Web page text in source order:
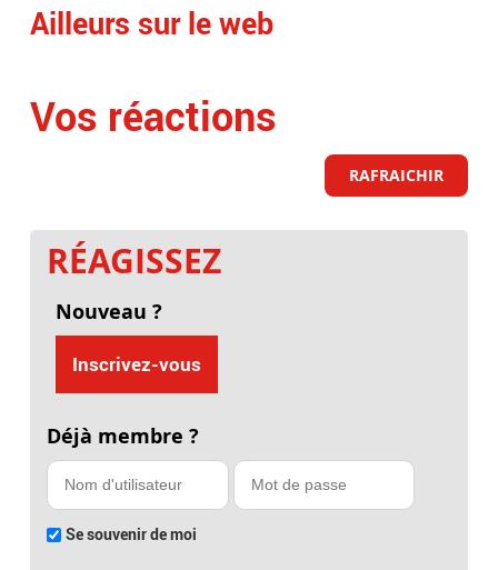
Ailleurs sur le web
Vos réactions
RAFRAICHIR
RÉAGISSEZ
Nouveau ?
Inscrivez-vous
Déjà membre ?
Se souvenir de moi